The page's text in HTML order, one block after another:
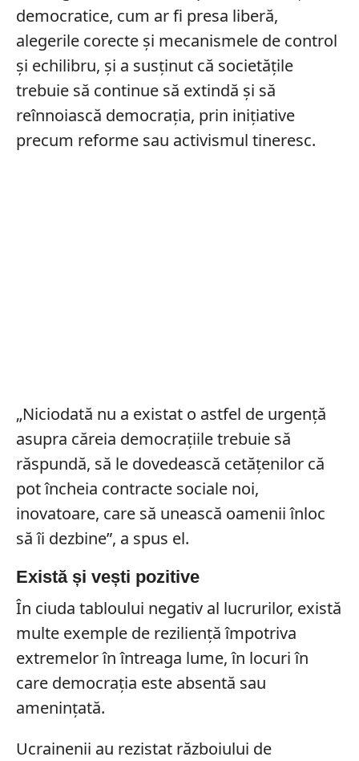
democratice, cum ar fi presa liberă,
alegerile corecte și mecanismele de control
și echilibru, și a susținut că societățile
trebuie să continue să extindă și să
reînnoiască democrația, prin inițiative
precum reforme sau activismul tineresc.
„Niciodată nu a existat o astfel de urgență
asupra căreia democrațiile trebuie să
răspundă, să le dovedească cetățenilor că
pot încheia contracte sociale noi,
inovatoare, care să unească oamenii înloc
să îi dezbine”, a spus el.
Există și vești pozitive
În ciuda tabloului negativ al lucrurilor, există
multe exemple de reziliență împotriva
extremelor în întreaga lume, în locuri în
care democrația este absentă sau
amenințată.
Ucrainenii au rezistat războiului de